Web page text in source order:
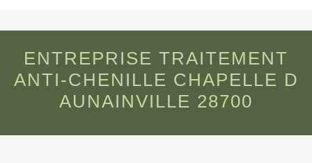
ENTREPRISE TRAITEMENT
ANTI-CHENILLE CHAPELLE D
AUNAINVILLE 28700